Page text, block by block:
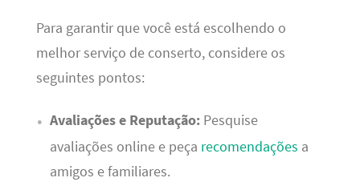
Para garantir que você está escolhendo o
melhor serviço de conserto, considere os
seguintes pontos:
Avaliações e Reputação:Pesquise
avaliações online e peça recomendações a
amigos e familiares.